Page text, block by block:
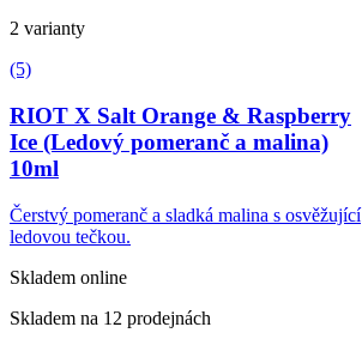
2 varianty
(5)
RIOT X Salt Orange & Raspberry
Ice (Ledový pomeranč a malina)
10ml
Čerstvý pomeranč a sladká malina s osvěžující
ledovou tečkou.
Skladem online
Skladem na 12 prodejnách